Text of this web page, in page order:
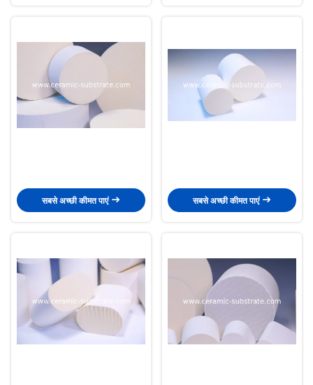
सबसे अच्छी कीमत पाएं सबसे अच्छी कीमत पाएं